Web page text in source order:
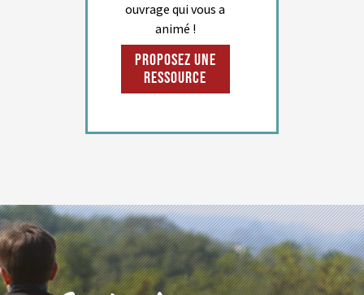
ouvrage qui vous a
animé !
Proposez une
ressource